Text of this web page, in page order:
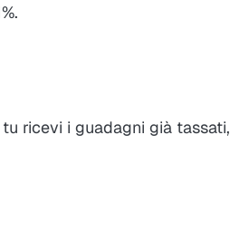
ricevi i guadagni già tassati,